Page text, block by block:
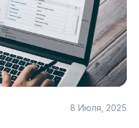
8 Июля, 2025